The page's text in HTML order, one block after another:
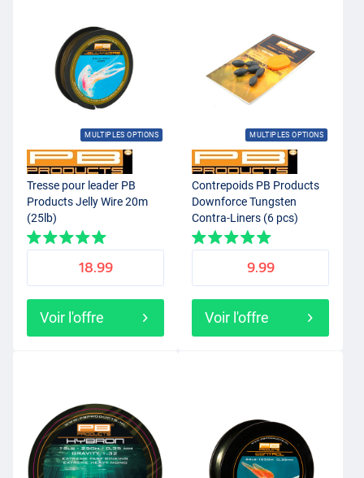
MULTIPLES OPTIONS
Tresse pour leader PB
Products Jelly Wire 20m
(25lb)
18.99
Voir l'offre
MULTIPLES OPTIONS
Contrepoids PB Products
Downforce Tungsten
Contra-Liners (6 pcs)
9.99
Voir l'offre